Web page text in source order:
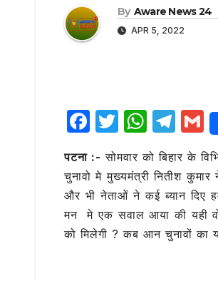
By Aware News 24
APR 5, 2022
F
c
e
b
o
T
it
te
r
W
h
at
s
A
p
T
el
e
g
ra
m
l
पटना :- सोमवार को बिहार के
चुनावो मे मुख्यमंत्री नितीश
और भी नेताओं ने कई ब्यान दिए
मन मे एक सवाल आया की यही
को मिलेगी ? कब आन चुनावों का